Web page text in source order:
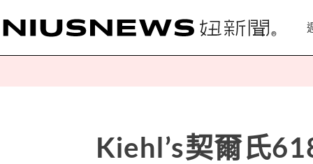
Kiehl’s契爾氏